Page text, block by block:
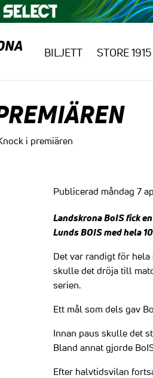
BILJETT STORE 1915
i premiären
Publicerad måndag 7
Landskrona BoIS fick
Lunds BOIS med hela
Det var randigt för
skulle det dröja till
serien.
Ett mål som dels gav
Innan paus skulle det
Bland annat gjorde
Efter halvtidsvilan